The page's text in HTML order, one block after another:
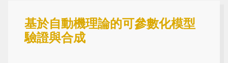
基於自動機理論的可參數化模型
驗證與合成